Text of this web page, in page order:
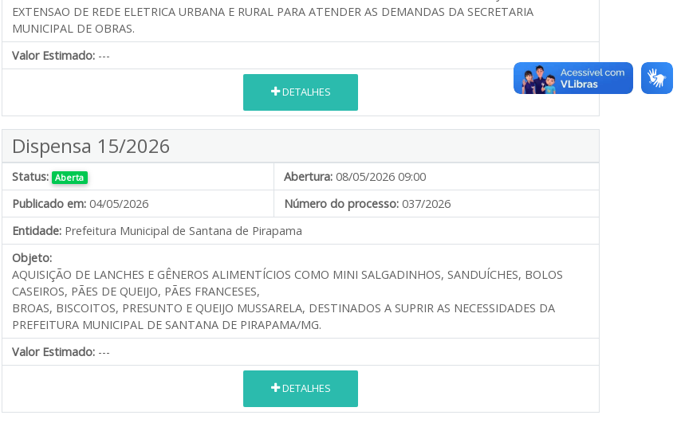
EXTENSAO DE REDE ELETRICA URBANA E RURAL PARA ATENDER AS DEMANDAS DA SECRETARIA
MUNICIPAL DE OBRAS.
Valor Estimado: ---
DETALHES
Dispensa 15/2026
Status: Aberta Abertura: 08/05/2026 09:00
Publicado em: 04/05/2026 Número do processo: 037/2026
Entidade: Prefeitura Municipal de Santana de Pirapama
Objeto:
AQUISIÇÃO DE LANCHES E GÊNEROS ALIMENTÍCIOS COMO MINI SALGADINHOS, SANDUÍCHES, BOLOS
CASEIROS, PÃES DE QUEIJO, PÃES FRANCESES,
BROAS, BISCOITOS, PRESUNTO E QUEIJO MUSSARELA, DESTINADOS A SUPRIR AS NECESSIDADES DA
PREFEITURA MUNICIPAL DE SANTANA DE PIRAPAMA/MG.
Valor Estimado: ---
DETALHES